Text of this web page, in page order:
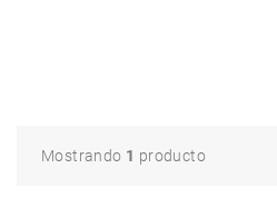
Mostrando 1 producto